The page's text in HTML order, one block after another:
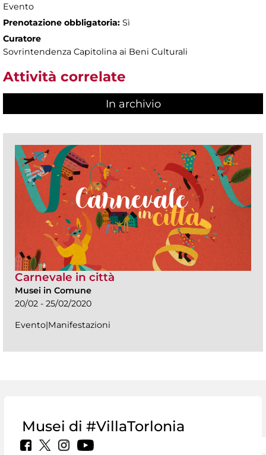
Evento
Prenotazione obbligatoria: Sì
Curatore
Sovrintendenza Capitolina ai Beni Culturali
Attività correlate
In archivio
Carnevale in città
Musei in Comune
20/02 - 25/02/2020
Evento|Manifestazioni
Musei di #VillaTorlonia